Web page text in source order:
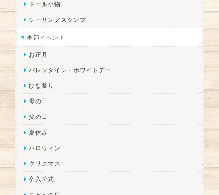
ドール小物
シーリングスタンプ
季節イベント
お正月
バレンタイン・ホワイトデー
ひな祭り
母の日
父の日
夏休み
ハロウィン
クリスマス
卒入学式